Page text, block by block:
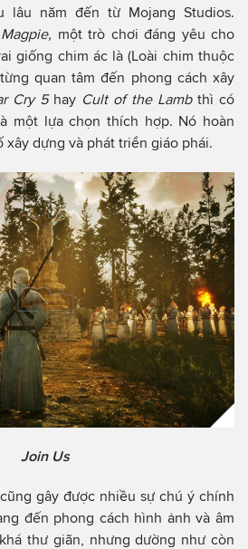
lâu năm đến từ Mojang Studios.
một trò chơi đáng yêu cho
giống chim ác là (Loài chim thuộc
quan tâm đến phong cách xây
Cry 5 hay Cult of the Lamb thì có
một lựa chọn thích hợp. Nó hoàn
xây dựng và phát triển giáo phái.
Join Us
gây được nhiều sự chú ý chính
đến phong cách hình ảnh và âm
thư giãn, nhưng dường như còn